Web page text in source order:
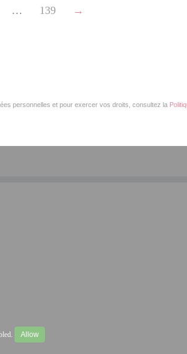
… 139 →
personnelles et pour exercer vos droits, consultez la
Allow